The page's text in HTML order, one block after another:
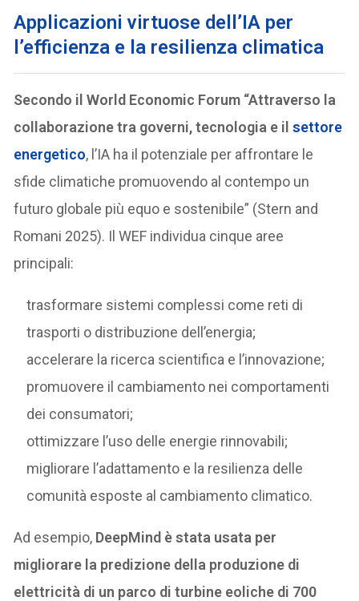
Applicazioni virtuose dell’IA per
l’efficienza e la resilienza climatica
Secondo il World Economic Forum “Attraverso la
collaborazione tra governi, tecnologia e ilsettore
energetico, l’IA ha il potenziale per affrontare le
sfide climatiche promuovendo al contempo un
futuro globale più equo e sostenibile” (Stern and
Romani 2025). Il WEF individua cinque aree
principali:
trasformare sistemi complessi come reti di
trasporti o distribuzione dell’energia;
accelerare la ricerca scientifica e l’innovazione;
promuovere il cambiamento nei comportamenti
dei consumatori;
ottimizzare l’uso delle energie rinnovabili;
migliorare l’adattamento e la resilienza delle
comunità esposte al cambiamento climatico.
Ad esempio, DeepMind è stata usata per
migliorare la predizione della produzione di
elettricità di un parco di turbine eoliche di 700